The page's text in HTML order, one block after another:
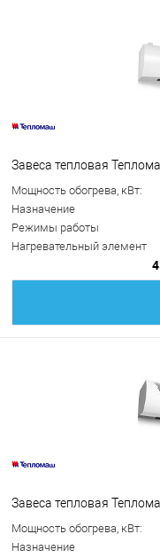
Завеса тепловая
Мощность обогрева, кВт:
Назначение
Режимы работы
Нагревательный элемент
Завеса тепловая
Мощность обогрева, кВт:
Назначение